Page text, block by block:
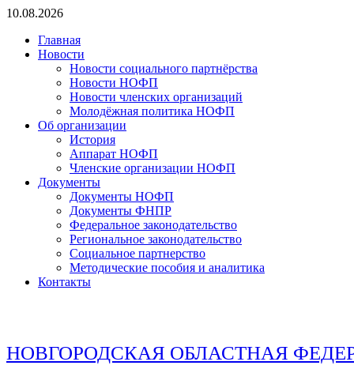
Перейти
содержимому
10.08.2026
Главная
Новости
Новости социального партнёрства
Новости НОФП
Новости членских организаций
Молодёжная политика НОФП
Об организации
История
Аппарат НОФП
Членские организации НОФП
Документы
Документы НОФП
Документы ФНПР
Федеральное законодательство
Региональное законодательство
Социальное партнерство
Методические пособия и аналитика
Контакты
НОВГОРОДСКАЯ ОБЛАСТНАЯ